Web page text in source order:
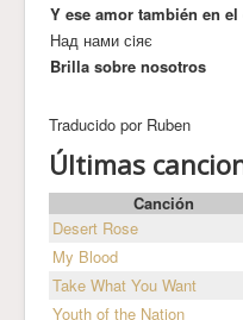
Y ese amor también en
Над нами сiяє
Brilla sobre nosotros
Traducido por Ruben
Últimas
Canción
Desert Rose
My Blood
Take What You Want
Youth of the Nation